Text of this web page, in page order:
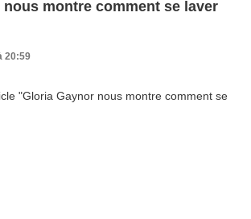
montre comment se laver
20:59